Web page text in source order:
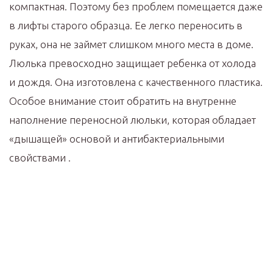
компактная. Поэтому без проблем помещается даже
в лифты старого образца. Ее легко переносить в
руках, она не займет слишком много места в доме.
Люлька превосходно защищает ребенка от холода
и дождя. Она изготовлена с качественного пластика.
Особое внимание стоит обратить на внутренне
наполнение переносной люльки, которая обладает
«дышащей» основой и антибактериальными
свойствами .